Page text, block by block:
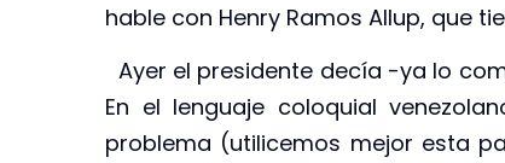
hable con Henry Ramos Allup, que
Ayer el presidente decía -ya lo
En el lenguaje coloquial
problema (utilicemos mejor esta